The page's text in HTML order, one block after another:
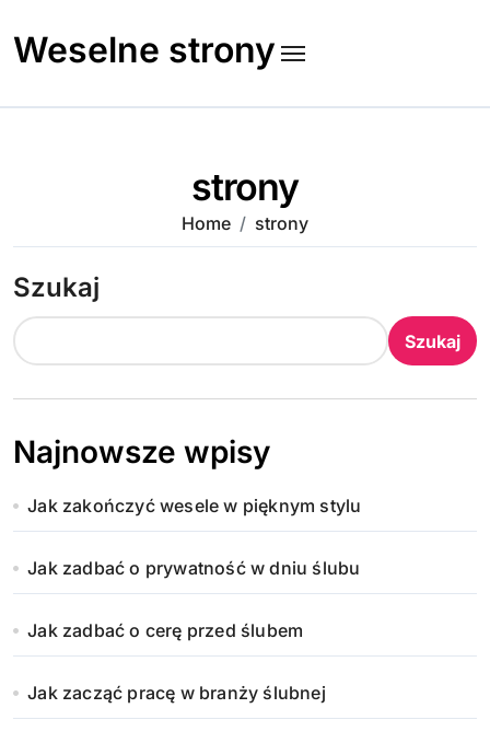
to
content
Weselne strony
strony
Home strony
Szukaj
Szukaj
Najnowsze wpisy
Jak zakończyć wesele w pięknym stylu
Jak zadbać o prywatność w dniu ślubu
Jak zadbać o cerę przed ślubem
Jak zacząć pracę w branży ślubnej